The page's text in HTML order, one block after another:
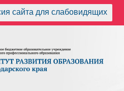
сайта для слабовидящих